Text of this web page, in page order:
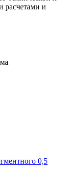
расчетами и
0,5